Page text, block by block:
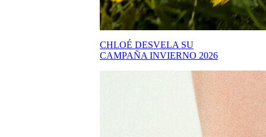
CHLOÉ DESVELA SU
CAMPAÑA INVIERNO 2026